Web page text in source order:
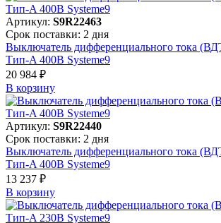
Артикул: S9R22463
Срок поставки: 2 дня
Выключатель дифференциального тока
Тип-A 400В Systeme9
20 984 ₽
В корзинy
Артикул: S9R22440
Срок поставки: 2 дня
Выключатель дифференциального тока
Тип-A 400В Systeme9
13 237 ₽
В корзинy